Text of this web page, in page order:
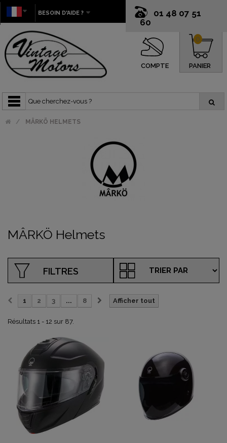
01 48 07 51
60
BESOIN D'AIDE ?
COMPTE PANIER
0
MÂRKÖ HELMETS
MÂRKÖ Helmets
FILTRES
Afficher tout
1 2 3 ... 8
Résultats 1 - 12 sur 87.